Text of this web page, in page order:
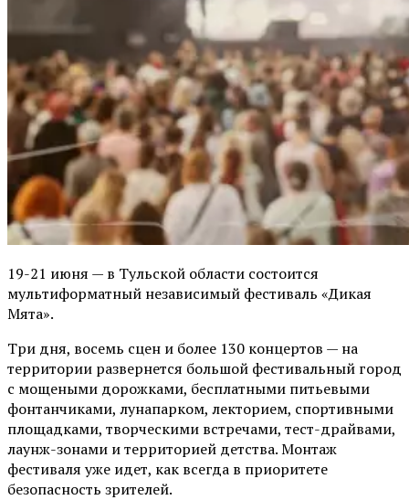
19-21 июня — в Тульской области состоится
мультиформатный независимый фестиваль «Дикая
Мята».
Три дня, восемь сцен и более 130 концертов — на
территории развернется большой фестивальный город
с мощеными дорожками, бесплатными питьевыми
фонтанчиками, лунапарком, лекторием, спортивными
площадками, творческими встречами, тест-драйвами,
лаунж-зонами и территорией детства. Монтаж
фестиваля уже идет, как всегда в приоритете
безопасность зрителей.